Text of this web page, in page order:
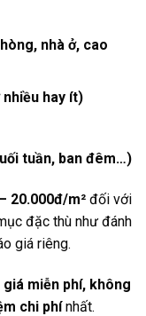
nhà ở, cao
hay ít)
tuần, ban đêm…)
20.000đ/m² đối với
đặc thù như đánh
giá riêng.
giá miễn phí, không
chi phínhất.